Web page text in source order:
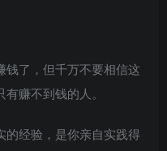
钱了，但千万不要相信这
赚不到钱的人。
的经验，是你亲自实践得